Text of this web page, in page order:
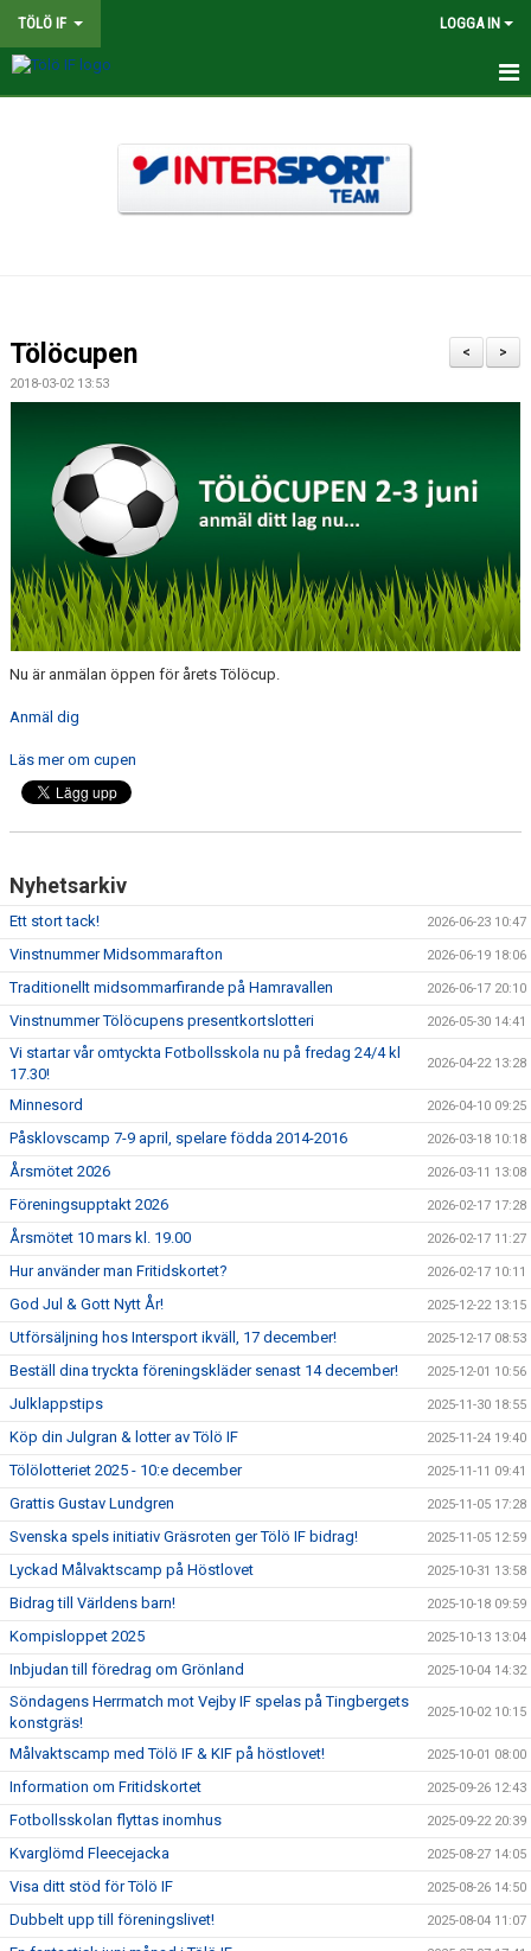
TÖLÖ IF LOGGA IN
MATCHER
LEDARE
FÖRENINGSINFO
TÖLÖFONDEN
KIOSKEN
SPONSORER / SAMARBETSPARTNER
DOKUMENT
TÖLÖ IF MERCHANDISE SHOP
>
<
Tölöcupen
2018-03-02 13:53
Nu är anmälan öppen för årets Tölöcup.
Anmäl dig
Läs mer om cupen
Nyhetsarkiv
Ett stort tack! 2026-06-23 10:47
Vinstnummer Midsommarafton 2026-06-19 18:06
Traditionellt midsommarfirande på Hamravallen 2026-06-17 20:10
Vinstnummer Tölöcupens presentkortslotteri 2026-05-30 14:41
Vi startar vår omtyckta Fotbollsskola nu på fredag 24/4 kl
17.30!
2026-04-22 13:28
Minnesord 2026-04-10 09:25
Påsklovscamp 7-9 april, spelare födda 2014-2016 2026-03-18 10:18
Årsmötet 2026 2026-03-11 13:08
Föreningsupptakt 2026 2026-02-17 17:28
Årsmötet 10 mars kl. 19.00 2026-02-17 11:27
Hur använder man Fritidskortet? 2026-02-17 10:11
God Jul & Gott Nytt År! 2025-12-22 13:15
Utförsäljning hos Intersport ikväll, 17 december! 2025-12-17 08:53
Beställ dina tryckta föreningskläder senast 14 december! 2025-12-01 10:56
Julklappstips 2025-11-30 18:55
Köp din Julgran & lotter av Tölö IF 2025-11-24 19:40
Tölölotteriet 2025 - 10:e december 2025-11-11 09:41
Grattis Gustav Lundgren 2025-11-05 17:28
Svenska spels initiativ Gräsroten ger Tölö IF bidrag! 2025-11-05 12:59
Lyckad Målvaktscamp på Höstlovet 2025-10-31 13:58
Bidrag till Världens barn! 2025-10-18 09:59
Kompisloppet 2025 2025-10-13 13:04
Inbjudan till föredrag om Grönland 2025-10-04 14:32
Söndagens Herrmatch mot Vejby IF spelas på Tingbergets
konstgräs!
2025-10-02 10:15
Målvaktscamp med Tölö IF & KIF på höstlovet! 2025-10-01 08:00
Information om Fritidskortet 2025-09-26 12:43
Fotbollsskolan flyttas inomhus 2025-09-22 20:39
Kvarglömd Fleecejacka 2025-08-27 14:05
Visa ditt stöd för Tölö IF 2025-08-26 14:50
Dubbelt upp till föreningslivet! 2025-08-04 11:07